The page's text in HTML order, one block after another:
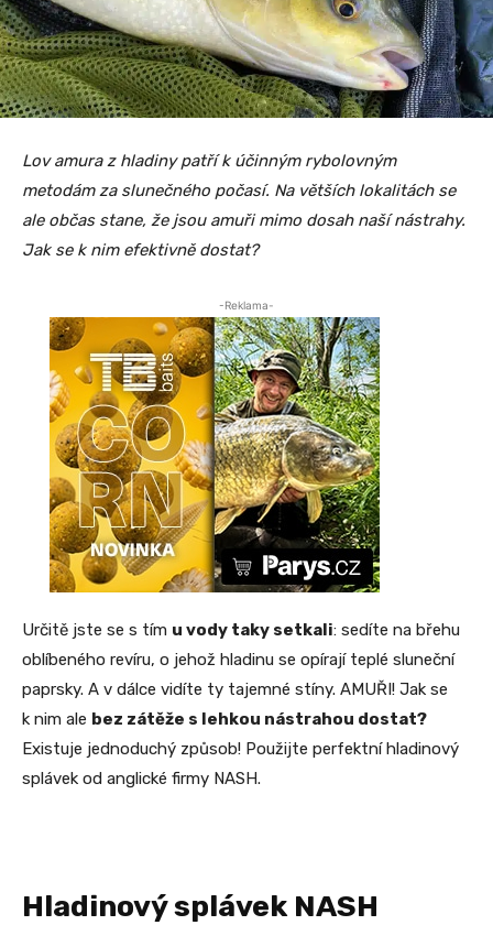
Lov amura z hladiny patří k účinným rybolovným
metodám za slunečného počasí. Na větších lokalitách se
ale občas stane, že jsou amuři mimo dosah naší nástrahy.
Jak se k nim efektivně dostat?
-Reklama-
Určitě jste se s tím u vody taky setkali: sedíte na břehu
oblíbeného revíru, o jehož hladinu se opírají teplé sluneční
paprsky. A v dálce vidíte ty tajemné stíny. AMUŘI! Jak se
k nim ale bez zátěže s lehkou nástrahou dostat?
Existuje jednoduchý způsob! Použijte perfektní hladinový
splávek od anglické firmy NASH.
Hladinový splávek NASH